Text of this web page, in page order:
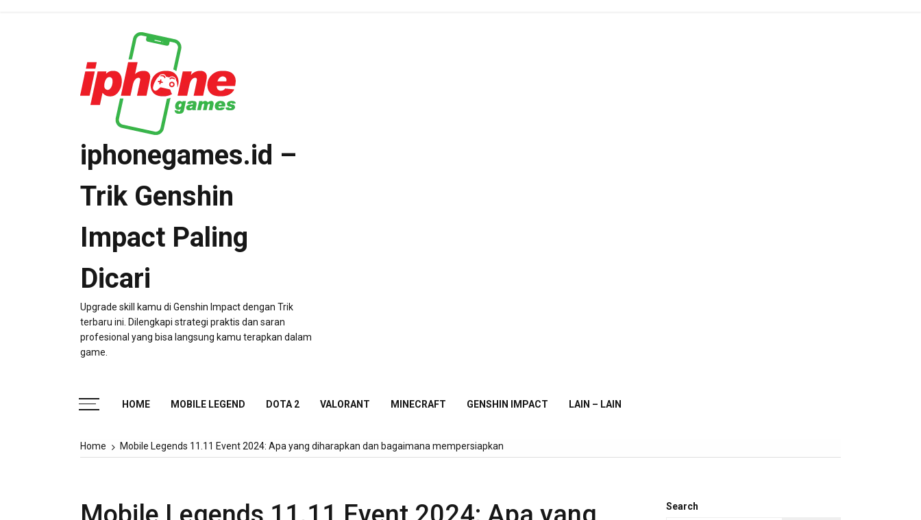
iphonegames.id –
Trik Genshin
Impact Paling
Dicari
Upgrade skill kamu di Genshin Impact dengan Trik
terbaru ini. Dilengkapi strategi praktis dan saran
profesional yang bisa langsung kamu terapkan dalam
game.
HOME MOBILE LEGEND DOTA 2 VALORANT MINECRAFT GENSHIN IMPACT LAIN – LAIN
Home Mobile Legends 11.11 Event 2024: Apa yang diharapkan dan bagaimana mempersiapkan
Search